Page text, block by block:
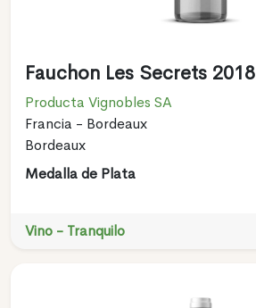
Fauchon Les Secrets 2018
Producta Vignobles SA
Francia - Bordeaux
Bordeaux
Medalla de Plata
Vino - Tranquilo